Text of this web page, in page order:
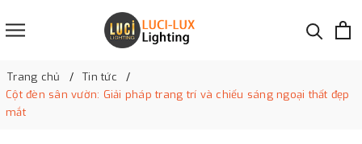
Trang chủ
Tin tức
Cột đèn sân vườn: Giải pháp trang trí và chiếu sáng ngoại thất đẹp
mắt